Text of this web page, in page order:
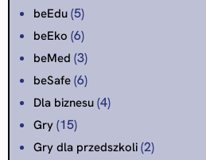
beEdu (5)
beEko (6)
beMed (3)
beSafe (6)
Dla biznesu (4)
Gry (15)
Gry dla przedszkoli (2)